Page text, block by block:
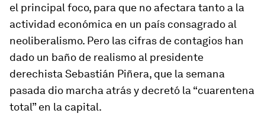
el principal foco, para que no afectara tanto a la
actividad económica en un país consagrado al
neoliberalismo. Pero las cifras de contagios han
dado un baño de realismo al presidente
derechista Sebastián Piñera, que la semana
pasada dio marcha atrás y decretó la “cuarentena
total” en la capital.